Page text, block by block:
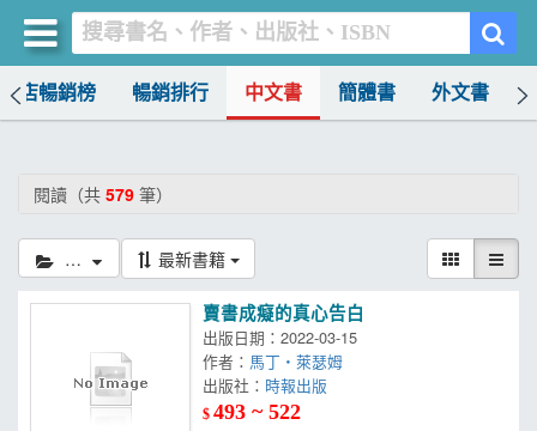
書店暢銷榜 暢銷排行 中文書 簡體書 外文書
閱讀（共 579 筆）
閱讀 最新書籍
賣書成癡的真心告白
出版日期：2022-03-15
作者： 馬丁‧萊瑟姆
出版社：
$493 ~ 522
買書網
書店暢銷榜
簡體書